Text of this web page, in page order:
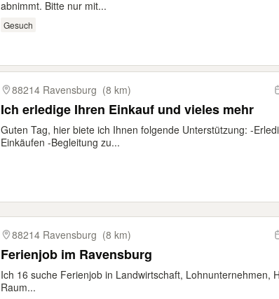
abnimmt. Bitte nur mit...
Gesuch
88214 Ravensburg (8 km)
Ich erledige Ihren Einkauf und vieles mehr
Guten Tag, hier biete ich Ihnen folgende Unterstützung: -
Einkäufen -Begleitung zu...
88214 Ravensburg (8 km)
Ferienjob im Ravensburg
Ich 16 suche Ferienjob in Landwirtschaft, Lohnunternehmen,
Raum...